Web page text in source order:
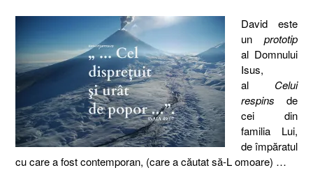
David este
un prototip
al Domnului
Isus,
al Celui
respins de
cei din
familia Lui,
de împăratul
cu care a fost contemporan, (care a căutat să-L omoare) …